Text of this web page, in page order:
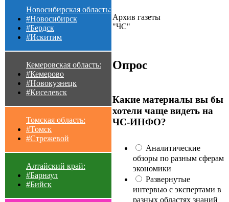
Новосибирская область:
#Новосибирск
#Бердск
#Искитим
Кемеровская область:
#Кемерово
#Новокузнецк
#Киселевск
Томская область:
#Томск
#Стрежевой
Алтайский край:
#Барнаул
#Бийск
Архив газеты
"ЧС"
Опрос
Какие материалы вы бы
хотели чаще видеть на
ЧС-ИНФО?
Аналитические
обзоры по разным сферам
экономики
Развернутые
интервью с экспертами в
разных областях знаний